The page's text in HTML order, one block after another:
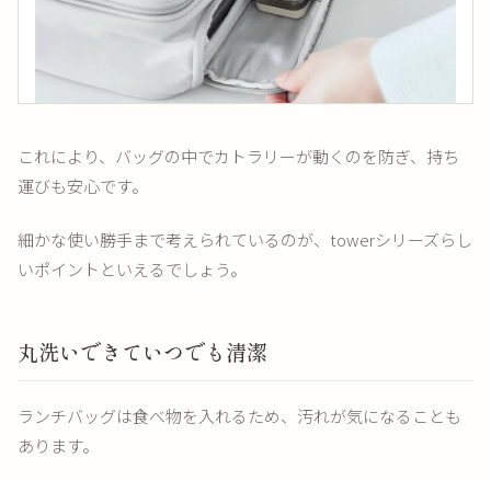
これにより、バッグの中でカトラリーが動くのを防ぎ、持ち
運びも安心です。
細かな使い勝手まで考えられているのが、towerシリーズらし
いポイントといえるでしょう。
丸洗いできていつでも清潔
ランチバッグは食べ物を入れるため、汚れが気になることも
あります。